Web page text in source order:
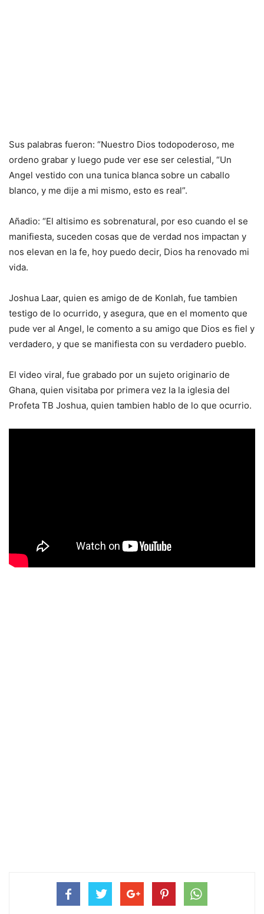
Sus palabras fueron: “Nuestro Dios todopoderoso, me
ordeno grabar y luego pude ver ese ser celestial, “Un
Angel vestido con una tunica blanca sobre un caballo
blanco, y me dije a mi mismo, esto es real”.
Añadio: “El altisimo es sobrenatural, por eso cuando el se
manifiesta, suceden cosas que de verdad nos impactan y
nos elevan en la fe, hoy puedo decir, Dios ha renovado mi
vida.
Joshua Laar, quien es amigo de de Konlah, fue tambien
testigo de lo ocurrido, y asegura, que en el momento que
pude ver al Angel, le comento a su amigo que Dios es fiel y
verdadero, y que se manifiesta con su verdadero pueblo.
El video viral, fue grabado por un sujeto originario de
Ghana, quien visitaba por primera vez la la iglesia del
Profeta TB Joshua, quien tambien hablo de lo que ocurrio.